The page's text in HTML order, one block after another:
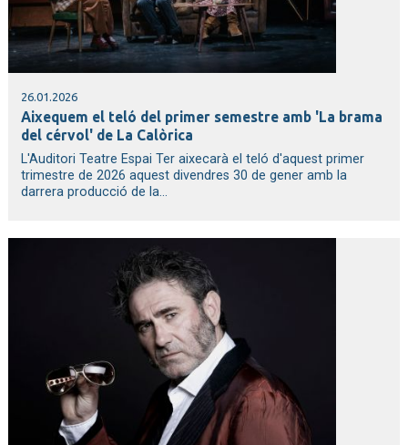
26.01.2026
Aixequem el teló del primer semestre amb 'La brama
del cérvol' de La Calòrica
L'Auditori Teatre Espai Ter aixecarà el teló d'aquest primer
trimestre de 2026 aquest divendres 30 de gener amb la
darrera producció de la...